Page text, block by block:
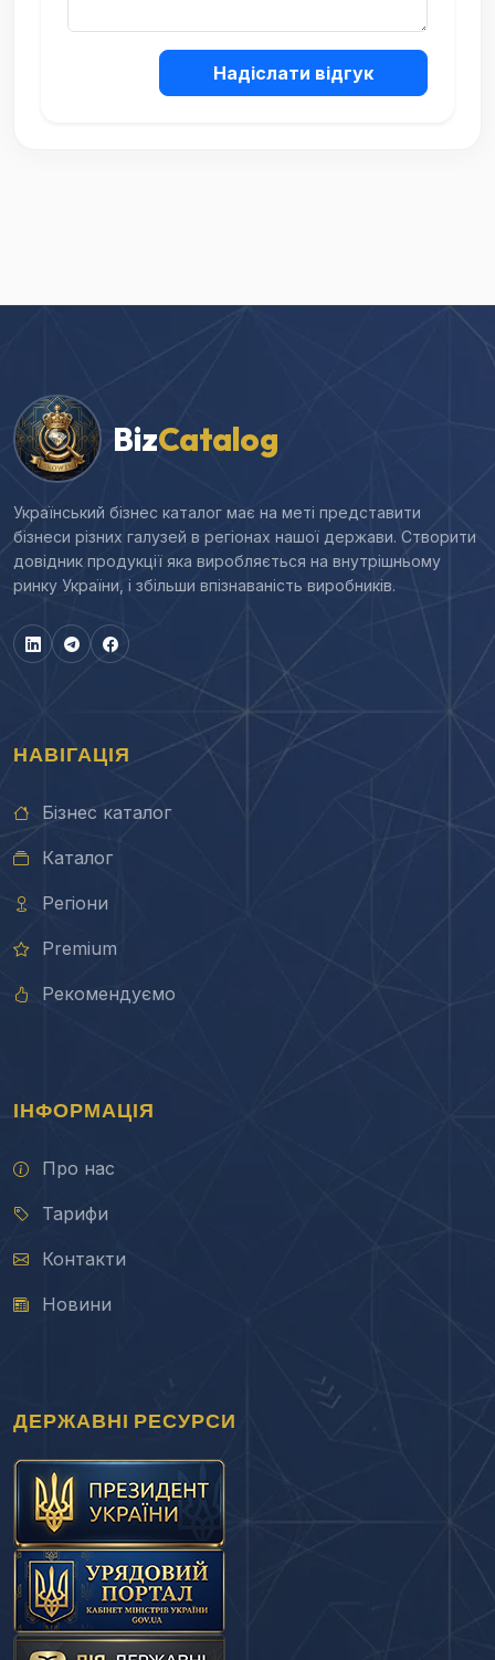
Надіслати відгук
BizCatalog
Український бізнес каталог має на меті представити
бізнеси різних галузей в регіонах нашої держави. Створити
довідник продукції яка виробляється на внутрішньому
ринку України, і збільши впізнаваність виробників.
НАВІГАЦІЯ
Бізнес каталог
Каталог
Регіони
Premium
Рекомендуємо
ІНФОРМАЦІЯ
Про нас
Тарифи
Контакти
Новини
ДЕРЖАВНІ РЕСУРСИ